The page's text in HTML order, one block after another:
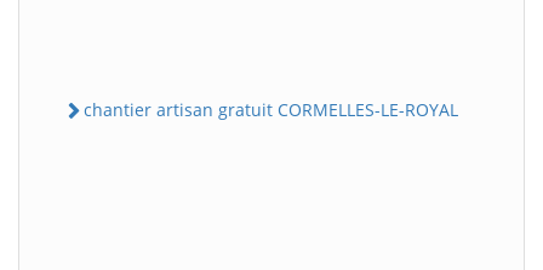
chantier artisan gratuit CORMELLES-LE-ROYAL